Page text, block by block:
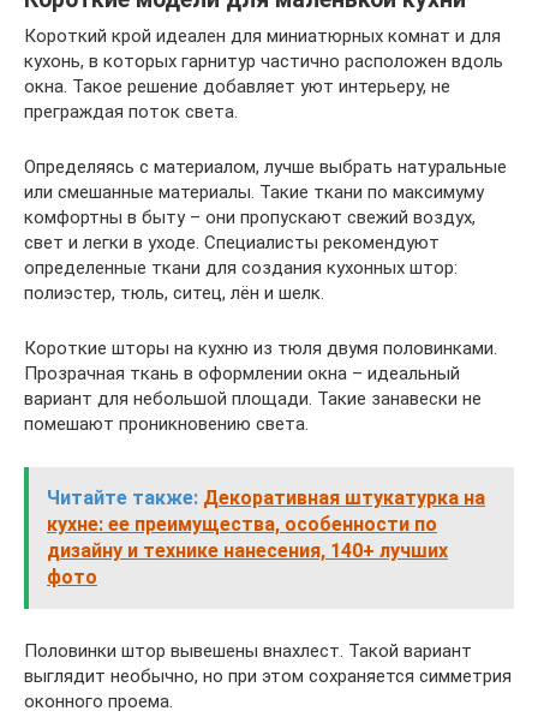
Короткий крой идеален для миниатюрных комнат и для
кухонь, в которых гарнитур частично расположен вдоль
окна. Такое решение добавляет уют интерьеру, не
преграждая поток света.
Определяясь с материалом, лучше выбрать натуральные
или смешанные материалы. Такие ткани по максимуму
комфортны в быту – они пропускают свежий воздух,
свет и легки в уходе. Специалисты рекомендуют
определенные ткани для создания кухонных штор:
полиэстер, тюль, ситец, лён и шелк.
Короткие шторы на кухню из тюля двумя половинками.
Прозрачная ткань в оформлении окна – идеальный
вариант для небольшой площади. Такие занавески не
помешают проникновению света.
Читайте также: Декоративная штукатурка на
кухне: ее преимущества, особенности по
дизайну и технике нанесения, 140+ лучших
фото
Половинки штор вывешены внахлест. Такой вариант
выглядит необычно, но при этом сохраняется симметрия
оконного проема.